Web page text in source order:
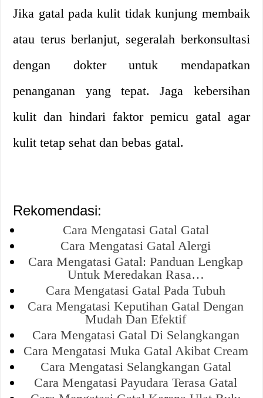
Jika gatal pada kulit tidak kunjung membaik
atau terus berlanjut, segeralah berkonsultasi
dengan dokter untuk mendapatkan
penanganan yang tepat. Jaga kebersihan
kulit dan hindari faktor pemicu gatal agar
kulit tetap sehat dan bebas gatal.
Rekomendasi:
Cara Mengatasi Gatal Gatal
Cara Mengatasi Gatal Alergi
Cara Mengatasi Gatal: Panduan Lengkap
Untuk Meredakan Rasa…
Cara Mengatasi Gatal Pada Tubuh
Cara Mengatasi Keputihan Gatal Dengan
Mudah Dan Efektif
Cara Mengatasi Gatal Di Selangkangan
Cara Mengatasi Muka Gatal Akibat Cream
Cara Mengatasi Selangkangan Gatal
Cara Mengatasi Payudara Terasa Gatal